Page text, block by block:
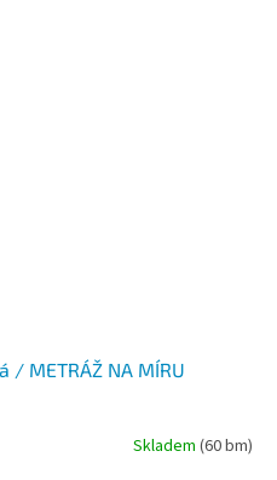
/ METRÁŽ NA MÍRU
Skladem (60 bm)